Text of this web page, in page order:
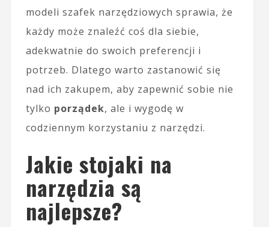
modeli szafek narzędziowych sprawia, że
każdy może znaleźć coś dla siebie,
adekwatnie do swoich preferencji i
potrzeb. Dlatego warto zastanowić się
nad ich zakupem, aby zapewnić sobie nie
tylko porządek, ale i wygodę w
codziennym korzystaniu z narzędzi.
Jakie stojaki na
narzędzia są
najlepsze?